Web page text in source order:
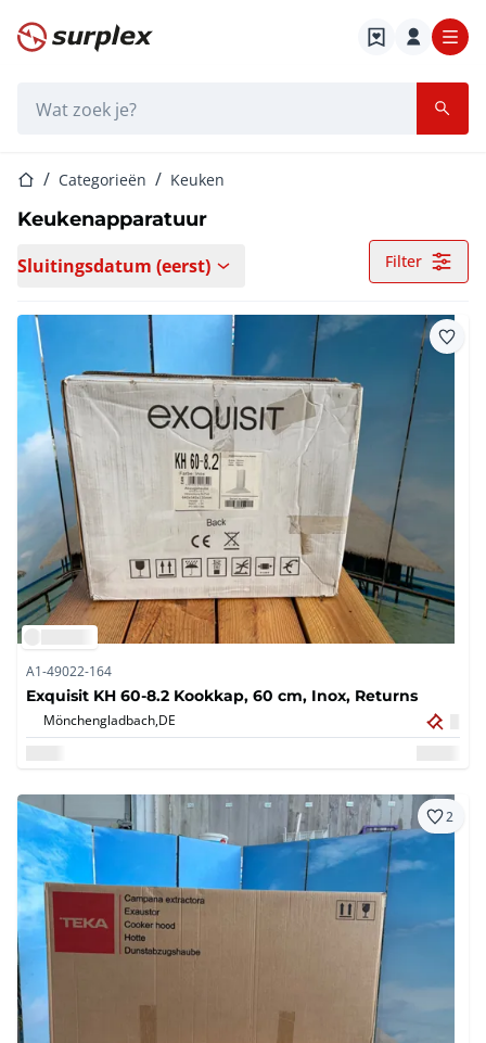
Startpagina
StartpaginaCategorieën Keuken
Keukenapparatuur
Sluitingsdatum (eerst) Filter
A1-49022-164
Exquisit KH 60-8.2 Kookkap, 60 cm, Inox, Returns
Mönchengladbach,DE
2